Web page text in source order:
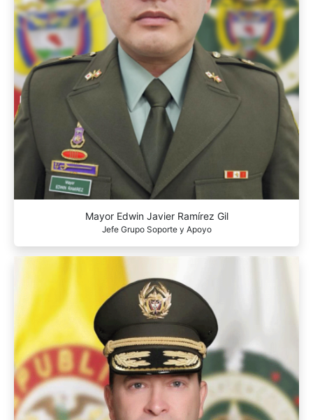
Mayor Edwin Javier Ramírez Gil
Jefe Grupo Soporte y Apoyo